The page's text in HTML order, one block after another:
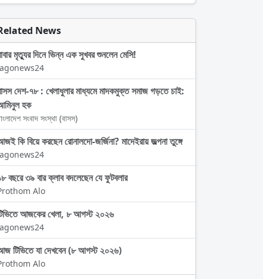
News
মৃত্যুর দিনে ভিন্ন এক সুখবর শুনলেন মেসি!
দেশ-৭৮ : খেলাধুলার মাধ্যমে মাদকমুক্ত সমাজ গড়তে চাই:
হক
সংবাদ সংস্থা (বাসস)
কি বিয়ে করছেন রোনালদো-জর্জিনা? মাদেইরায় জল্পনা তুঙ্গে
বছরে ৩৯ বার ক্লাব বদলেছেন যে ফুটবলার
Alo
আজকের খেলা, ৮ আগস্ট ২০২৬
টিভিতে যা দেখবেন (৮ আগস্ট ২০২৬)
Alo